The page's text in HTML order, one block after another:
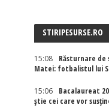
STIRIPESURSE.RO
15:08
Răsturnare de
Matei: fotbalistul lui
15:06
Bacalaureat
știe cei care vor